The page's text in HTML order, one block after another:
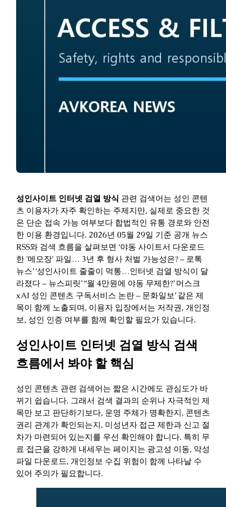
성인사이트 인터넷 검열 방식 관련 검색어는 성인 콘텐
츠 이용자가 자주 확인하는 주제지만, 실제로 중요한 것
은 단순 접속 가능 여부보다 합법적인 유통 경로와 안전
한 이용 환경입니다. 2026년 05월 29일 기준 공개 뉴스
RSS와 검색 흐름을 살펴보면 ‘야동 사이트서 다운로드
한 '메모장' 파일… 3년 후 형사 처벌 가능성은? – 로톡
뉴스’ ‘성인사이트 줄줄이 먹통…인터넷 검열 방식이 달
라졌다 – 뉴스피릿’ ‘‘월 4만원에 야동 무제한?’ 머스크
xAI 성인 콘텐츠 구독서비스 논란 – 문화일보’ 같은 제
목이 함께 노출되며, 이용자 입장에서는 저작권, 개인정
보, 성인 인증 여부를 함께 확인할 필요가 있습니다.
성인사이트 인터넷 검열 방식 검색
흐름에서 봐야 할 핵심
성인 콘텐츠 관련 검색어는 짧은 시간에도 관심도가 바
뀌기 쉽습니다. 그래서 검색 결과의 순위나 자극적인 제
목만 보고 판단하기보다, 운영 주체가 명확한지, 콘텐츠
권리 관계가 확인되는지, 미성년자 접근 제한과 신고 절
차가 마련되어 있는지를 우선 확인해야 합니다. 특히 무
료 접근을 강하게 내세우는 페이지는 광고성 이동, 악성
파일 다운로드, 개인정보 수집 위험이 함께 나타날 수
있어 주의가 필요합니다.